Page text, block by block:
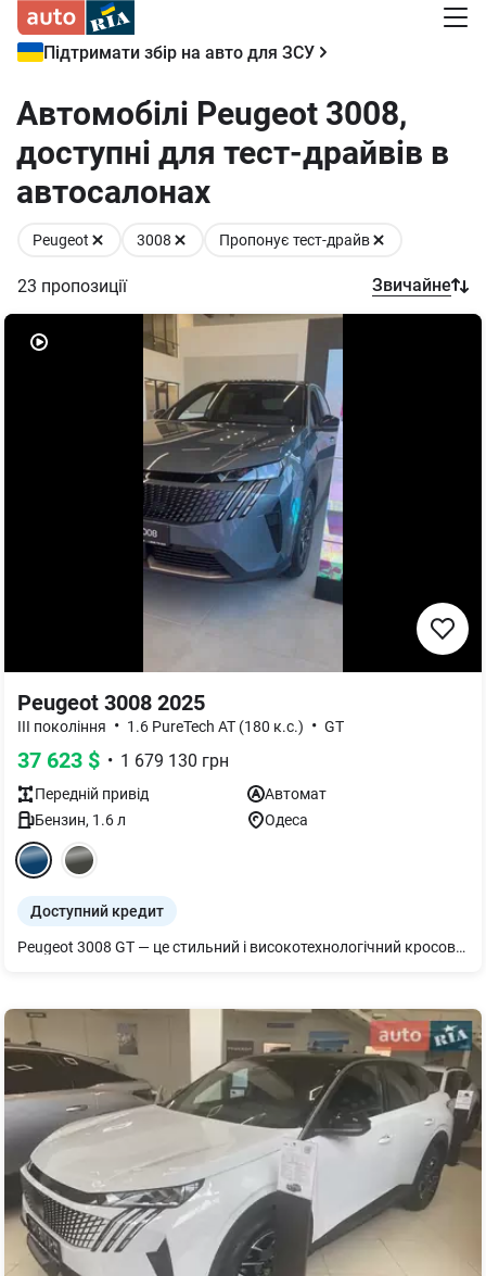
Підтримати збір на авто для ЗСУ
Автомобілі Peugeot 3008,
доступні для тест-драйвів в
автосалонах
Peugeot 3008 Пропонує тест-драйв
23 пропозиції Звичайне
Peugeot 3008 2025
III покоління • 1.6 PureTech AT (180 к.с.) • GT
37 623 $ • 1 679 130 грн
Передній привід
Автомат
Бензин, 1.6л Одеса
Доступний кредит
Peugeot 3008 GT — це стильний і високотехнологічний кросовер, який поєднує в собі елегантність, динамічність і комфорт. З його яскравим і агресивним дизайном, плавними лініями та сучасними акцентами, він виділяється на тлі інших автомобілів свого класу. Модель GT оснащена потужним та економічним двигуном, який пропонує відмінну динаміку та впевненість на дорозі. Внутрішній простір автомобіля продуманий до дрібниць: високоякісні матеріали оздоблення, стильний інтер'єр та безліч функцій, що створюють комфортну атмосферу як для водія, так і для пасажирів. Система мультимедіа i-Cockpit з 12,3-дюймовим екраном і сенсорною панеллю, підтримка Apple CarPlay та Android Auto, а також просунута система допомоги водію роблять поїздки не тільки приємними, але й безпечними. На додачу, система камер кругового огляду та асистенти паркування значно спрощують маневрування в місті. Peugeot 3008 GT — це автомобіль для тих, хто цінує поєднання технологій, стилю та практичності в кожній подорожі. Автогруп Моторс